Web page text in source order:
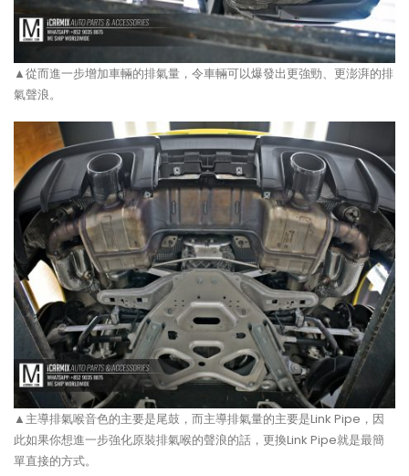
▲從而進一步增加車輛的排氣量，令車輛可以爆發出更強勁、更澎湃的排
氣聲浪。
▲主導排氣喉音色的主要是尾鼓，而主導排氣量的主要是Link Pipe，因
此如果你想進一步強化原裝排氣喉的聲浪的話，更換Link Pipe就是最簡
單直接的方式。